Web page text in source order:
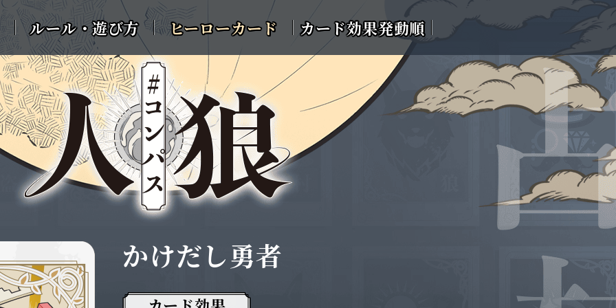
ルール・遊び方 ヒーローカード カード効果発動順
かけだし勇者